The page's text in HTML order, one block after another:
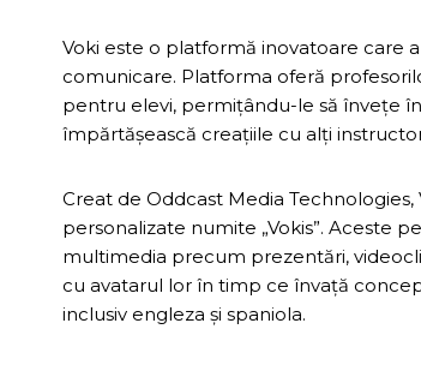
Voki este o platformă inovatoare care
comunicare. Platforma oferă
pentru elevi, permițându-le să învețe
împărtășească creațiile cu alți
Creat de Oddcast Media
personalizate numite „Vokis”. Aceste
multimedia precum prezentări,
cu avatarul lor în timp ce învață
inclusiv engleza și spaniola.